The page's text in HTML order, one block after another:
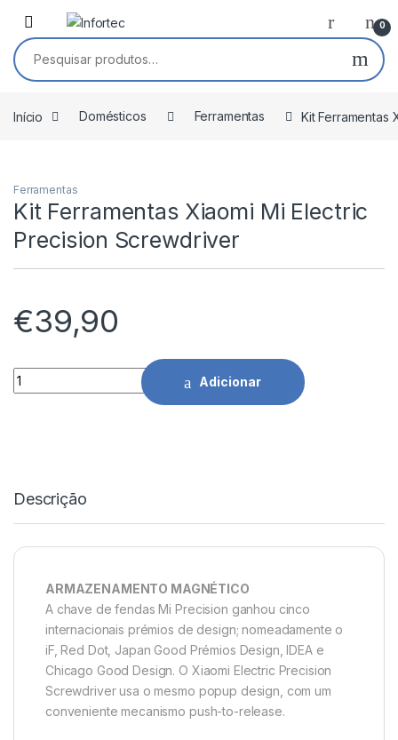
Saltar para navegação
Pular para o conteúdo
0
Pesquisar por:
Início Domésticos Ferramentas Kit Ferramentas
Ferramentas
Kit Ferramentas Xiaomi Mi Electric
Precision Screwdriver
€39,90
Kit Ferramentas Xiaomi Mi Electric Precision Screwdriver
Adicionar
Descrição
ARMAZENAMENTO MAGNÉTICO
A chave de fendas Mi Precision ganhou cinco
internacionais prémios de design; nomeadamente o
iF, Red Dot, Japan Good Prémios Design, IDEA e
Chicago Good Design. O Xiaomi Electric Precision
Screwdriver usa o mesmo popup design, com um
conveniente mecanismo push-to-release.